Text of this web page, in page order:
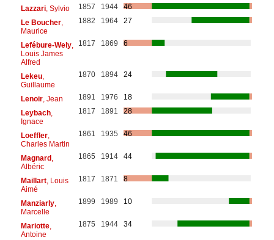
Lazzari, Sylvio 1857 1944
46
Le Boucher,
Maurice
1882 1964 27
Lefébure-Wely,
Louis James
Alfred
1817 1869 6
Lekeu,
Guillaume
1870 1894 24
Lenoir, Jean 1891 1976
18
Leybach,
Ignace
1817 1891 28
Loeffler,
Charles Martin
1861 1935 46
Magnard ,
Albéric
1865 1914 44
Maillart, Louis
Aimé
1817 1871 8
Manziarly,
Marcelle
1899 1989 10
Mariotte,
Antoine
1875 1944 34